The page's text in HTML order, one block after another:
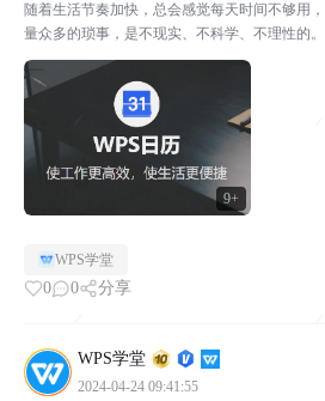
9+
随着生活节奏加快，总会感觉每天时间不够用
量众多的琐事，是不现实、不科学、不理性的
线了小程序【WPS日历】，希望能通过日历管
时间。同时，相对于其他日历应用，WPS针对日
WPS学堂
0 0 分享
WPS学堂
2024-04-24 09:41:55